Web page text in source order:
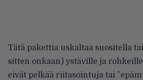
Tätä pakettia uskaltaa suositella
sitten onkaan) ystäville ja
eivät pelkää riitasointuja tai